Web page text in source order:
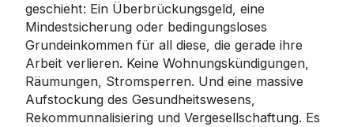
geschieht: Ein Überbrückungsgeld, eine
Mindestsicherung oder bedingungsloses
Grundeinkommen für all diese, die gerade ihre
Arbeit verlieren. Keine Wohnungskündigungen,
Räumungen, Stromsperren. Und eine massive
Aufstockung des Gesundheitswesens,
Rekommunnalisiering und Vergesellschaftung. Es